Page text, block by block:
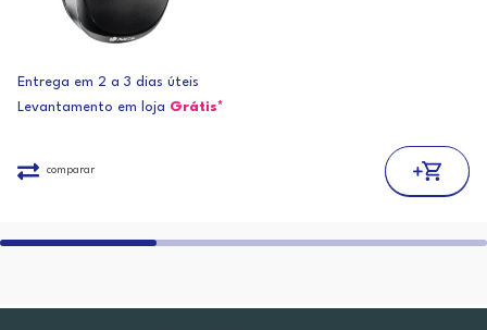
Entrega em 2 a 3 dias úteis
Levantamento em loja Grátis*
comparar